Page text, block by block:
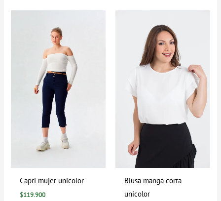
Capri mujer unicolor
$119.900
Blusa manga corta
unicolor